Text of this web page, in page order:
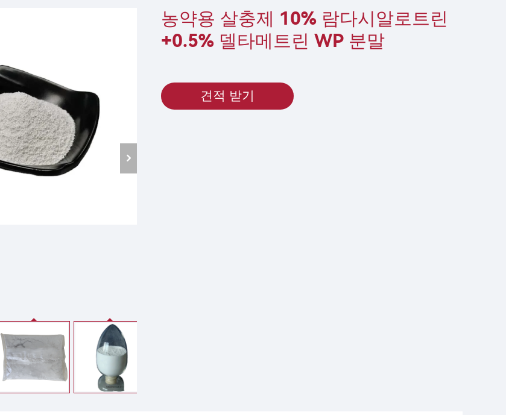
농약용 살충제 10% 람다시알로트린
+0.5% 델타메트린 WP 분말
견적 받기